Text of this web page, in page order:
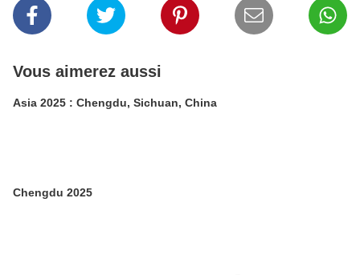
Vous aimerez aussi
Asia 2025 : Chengdu, Sichuan, China
Chengdu 2025